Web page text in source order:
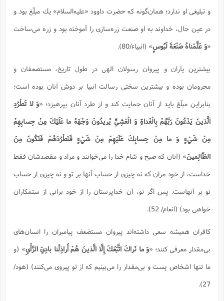
و تبلیغی او ندارد؛ همان‌گونه كه حضرت داوود «علیه‌السلام» یك مبلّغ بود و
در عین حال، خداوند به او صنعت زره‌سازی را آموخته بود و زره می‌ساخت
«وَ عَلَّمْناهُ صَنْعَةَ لَبُوسٍ» (انبیاء/80).
بیشترین یاران و پیروان رسولان الهی در طول تاریخ، مستضعفان و
محرومان بوده و بیشترین سختی رسالت انبیا بر دوش آنان بوده است؛
بنابراین مبلّغ باید از آنان حمایت كند و از طرد آنان بپرهیزد؛ «وَ لا تَطْرُدِ
الَّذينَ يَدْعُونَ رَبَّهُمْ بِالْغَداةِ وَ الْعَشِيِّ يُريدُونَ وَجْهَهُ ما عَلَيْكَ مِنْ حِسابِهِمْ
مِنْ شَيْءٍ وَ ما مِنْ حِسابِكَ عَلَيْهِمْ مِنْ شَيْءٍ فَتَطْرُدَهُمْ فَتَكُونَ مِنَ
الظّالِمينَ» (آنان كه صبح و شام خدا را می‌خوانند و مراد و مقصدشان فقط
خداست، از خود مران كه نه چیزی از حساب آنها بر تو و نه چیزی از حساب
تو بر آنهاست. پس اگر تو، آن خداپرستان را از خود برانی از ستمكاران
خواهی بود) (انعام/ 52).
كافران همیشه سعی داشته‌اند پیروان مستضعف پیامبران را انسان‌های
بی‌مقدار معرفی كنند؛ «وَ ما نَراكَ اتَّبَعَكَ إِلَّا الَّذينَ هُمْ أَراذِلُنا بادِيَ الرَّأْيِ» (و
ما تنها اشخاص پست و بی‌مقدار را می‌بینیم كه از تو پیروی می‌كنند) (هود/
27).